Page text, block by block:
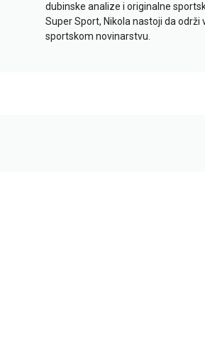
dubinske analize i originalne
Super Sport, Nikola nastoji da
sportskom novinarstvu.